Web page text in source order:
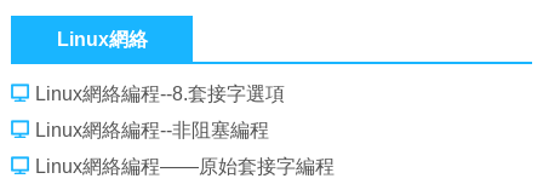
Linux網絡
Linux網絡編程--8.套接字選項
Linux網絡編程--非阻塞編程
Linux網絡編程——原始套接字編程